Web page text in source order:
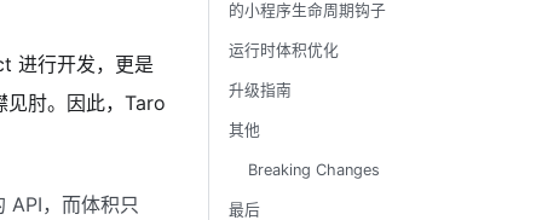
进行开发，更是
见肘。因此，Taro
API，而体积只
的小程序生命周期钩子
运行时体积优化
升级指南
其他
Breaking Changes
最后